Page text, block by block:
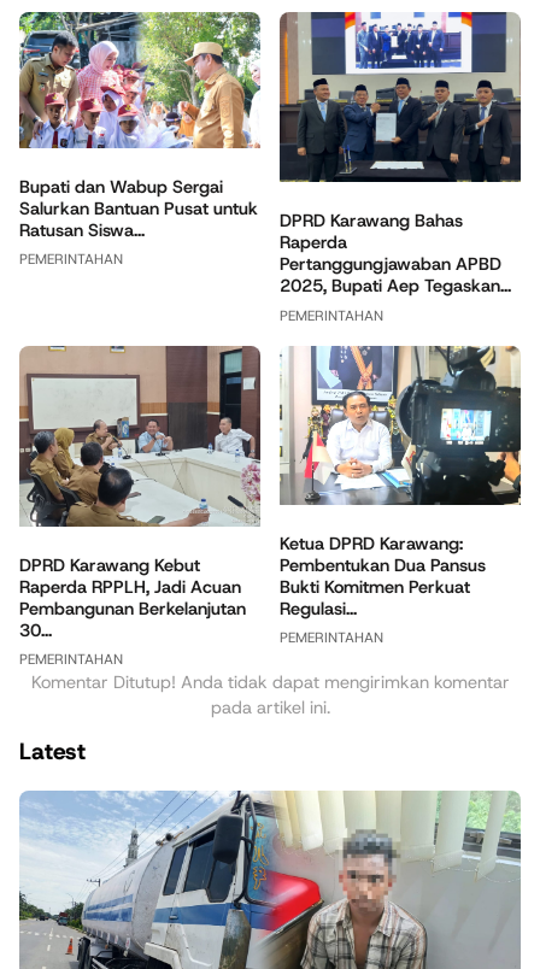
Bupati dan Wabup Sergai
Salurkan Bantuan Pusat untuk
Ratusan Siswa...
PEMERINTAHAN
DPRD Karawang Bahas
Raperda
Pertanggungjawaban APBD
2025, Bupati Aep Tegaskan...
PEMERINTAHAN
DPRD Karawang Kebut
Raperda RPPLH, Jadi Acuan
Pembangunan Berkelanjutan
30...
PEMERINTAHAN
Ketua DPRD Karawang:
Pembentukan Dua Pansus
Bukti Komitmen Perkuat
Regulasi...
PEMERINTAHAN
Komentar Ditutup! Anda tidak dapat mengirimkan komentar
pada artikel ini.
Latest